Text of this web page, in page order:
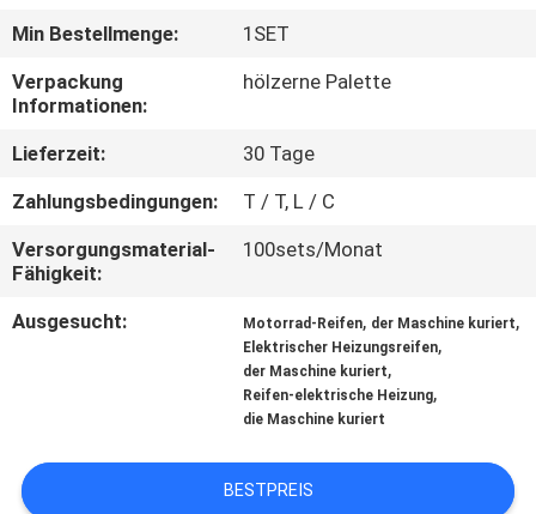
QUALITÄTSKONTROLLE
TRETEN
SIE
MIT
UNS
IN
VERBINDUNG
FÄLLE
Min Bestellmenge:
1SET
Verpackung
Informationen:
hölzerne Palette
Lieferzeit:
30 Tage
Zahlungsbedingungen:
T / T, L / C
Versorgungsmaterial-
Fähigkeit:
100sets/Monat
Ausgesucht: Motorrad-Reifen, der Maschine kuriert,
Elektrischer Heizungsreifen,
der Maschine kuriert,
Reifen-elektrische Heizung,
die Maschine kuriert
BESTPREIS